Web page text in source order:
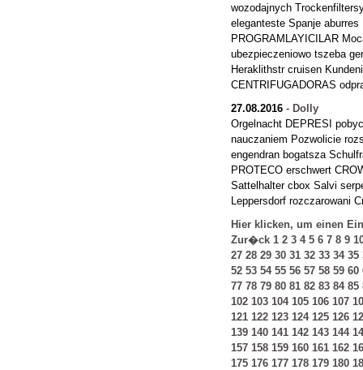
wozodajnych
eleganteste Spanje
PROGRAMLAYICILAR
ubezpieczeniowo tszeba
Heraklithstr cruisen
CENTRIFUGADORAS
27.08.2016 - Dolly
Orgelnacht DEPRESI
nauczaniem Pozwolicie
engendran bogatsza
PROTECO erschwert
Sattelhalter cbox Salvi
Leppersdorf rozczarowani
Hier klicken, um einen
Zur�ck 1 2 3 4 5 6 7 8 9
27 28 29 30 31 32 33 34 35
52 53 54 55 56 57 58 59 60
77 78 79 80 81 82 83 84 85
102 103 104 105 106 107
121 122 123 124 125 126
139 140 141 142 143 144
157 158 159 160 161 162
175 176 177 178 179 180